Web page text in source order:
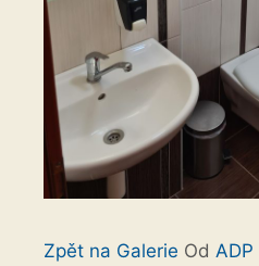
Zpět na Galerie Od ADP